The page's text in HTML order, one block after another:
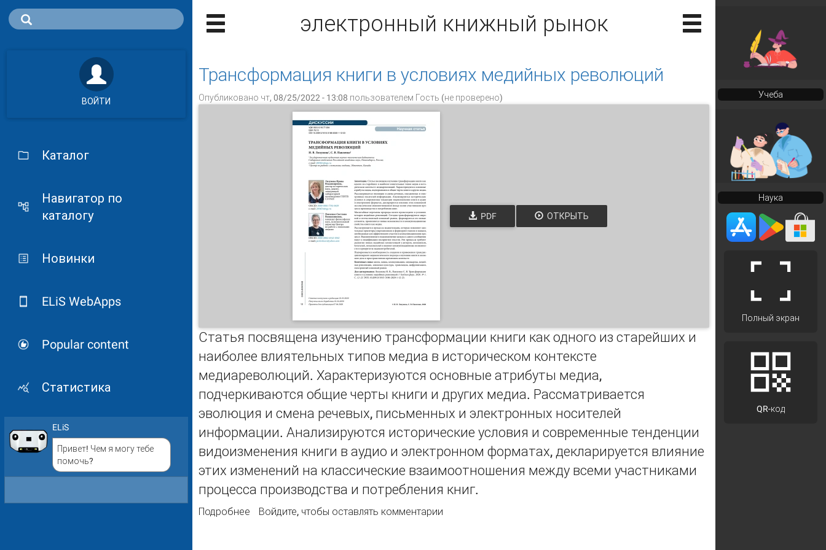
ВОЙТИ
Каталог
Навигатор по
каталогу
Новинки
ELiS WebApps
Popular content
Статистика
ELiS
Привет! Чем я могу тебе
помочь?
электронный книжный рынок
Трансформация книги в условиях медийных революций
Опубликовано чт, 08/25/2022 - 13:08 пользователем Гость (не проверено)
PDF ОТКРЫТЬ
Статья посвящена изучению трансформации книги как одного из старейших и
наиболее влиятельных типов медиа в историческом контексте
медиареволюций. Характеризуются основные атрибуты медиа,
подчеркиваются общие черты книги и других медиа. Рассматривается
эволюция и смена речевых, письменных и электронных носителей
информации. Анализируются исторические условия и современные тенденции
видоизменения книги в аудио и электронном форматах, декларируется влияние
этих изменений на классические взаимоотношения между всеми участниками
процесса производства и потребления книг.
Подробнее о Трансформация книги в условиях медийных революций
Войдите, чтобы оставлять комментарии
Учеба
Наука
Полный экран
QR-код